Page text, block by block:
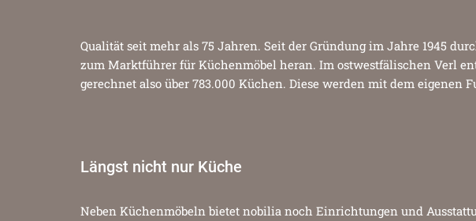
Qualität seit mehr als 75 Jahren. Seit der Gründung im Jahre 1945
zum Marktführer für Küchenmöbel heran. Im ostwestfälischen Verl
gerechnet also über 783.000 Küchen. Diese werden mit dem
Längst nicht nur Küche
Neben Küchenmöbeln bietet nobilia noch Einrichtungen und